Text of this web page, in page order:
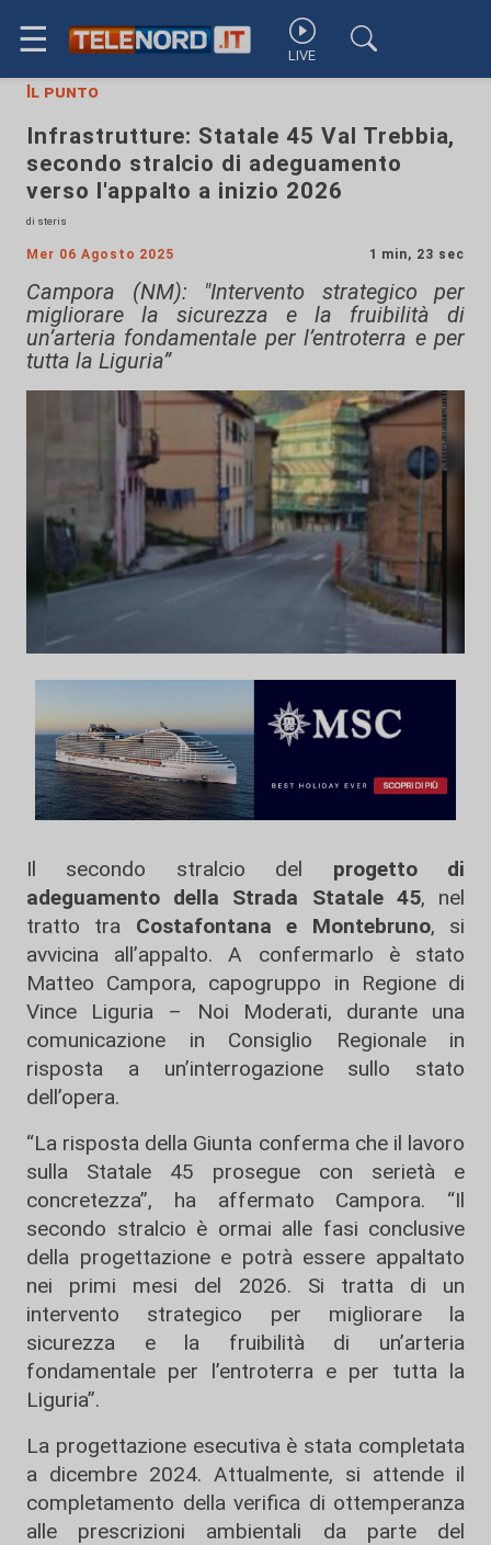
☰ LIVE
Il punto
Infrastrutture: Statale 45 Val Trebbia,
secondo stralcio di adeguamento
verso l'appalto a inizio 2026
di steris
Mer 06 Agosto 2025 1 min, 23 sec
Campora (NM): "Intervento strategico per
migliorare la sicurezza e la fruibilità di
un’arteria fondamentale per l’entroterra e per
tutta la Liguria”
Il secondo stralcio del progetto di
adeguamento della Strada Statale 45, nel
tratto tra Costafontana e Montebruno, si
avvicina all’appalto. A confermarlo è stato
Matteo Campora, capogruppo in Regione di
Vince Liguria – Noi Moderati, durante una
comunicazione in Consiglio Regionale in
risposta a un’interrogazione sullo stato
dell’opera.
“La risposta della Giunta conferma che il lavoro
sulla Statale 45 prosegue con serietà e
concretezza”, ha affermato Campora. “Il
secondo stralcio è ormai alle fasi conclusive
della progettazione e potrà essere appaltato
nei primi mesi del 2026. Si tratta di un
intervento strategico per migliorare la
sicurezza e la fruibilità di un’arteria
fondamentale per l’entroterra e per tutta la
Liguria”.
La progettazione esecutiva è stata completata
a dicembre 2024. Attualmente, si attende il
completamento della verifica di ottemperanza
alle prescrizioni ambientali da parte del